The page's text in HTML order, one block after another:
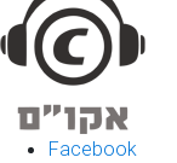
Facebook